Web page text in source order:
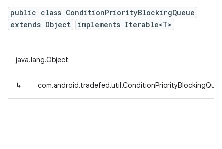
public class ConditionPriorityBlockingQueue
extends Object
implements Iterable<T>
java.lang.Object
↳